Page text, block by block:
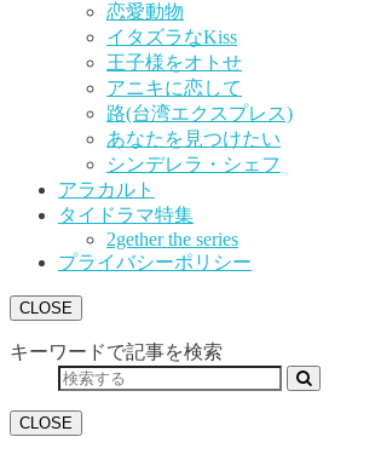
恋愛動物
イタズラなKiss
王子様をオトせ
アニキに恋して
路(台湾エクスプレス)
あなたを見つけたい
シンデレラ・シェフ
アラカルト
タイドラマ特集
2gether the series
プライバシーポリシー
CLOSE
キーワードで記事を検索
CLOSE